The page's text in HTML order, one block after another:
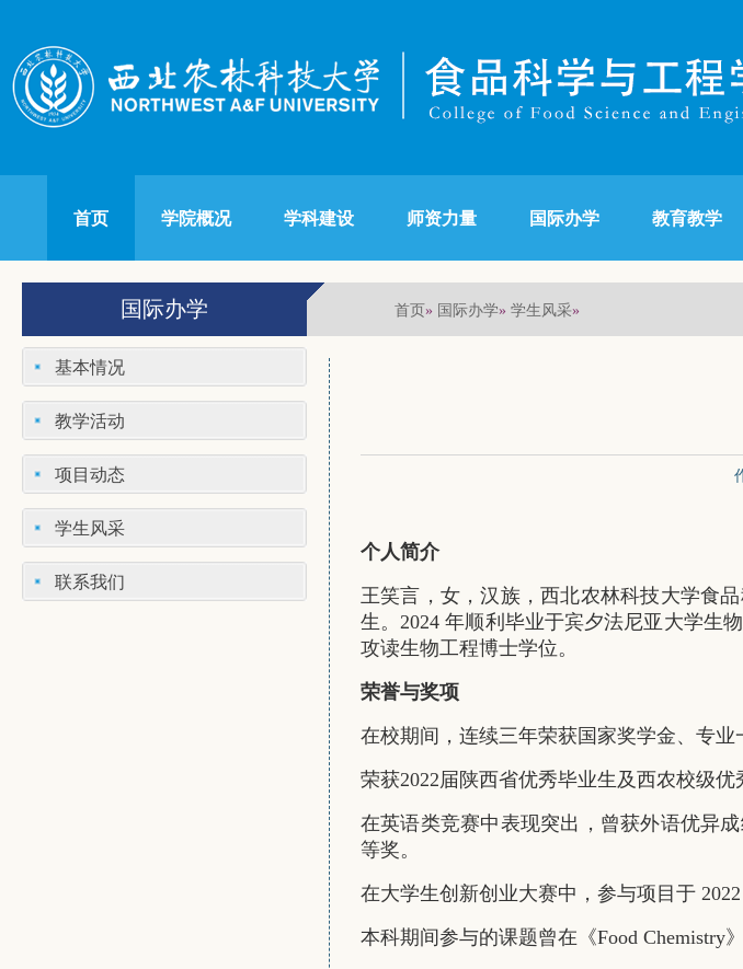
首页 学院概况 学科建设 师资力量 国际办学 教育教学
国际办学 首页» 国际办学» 学生风采»
基本情况
教学活动
项目动态
学生风采
联系我们
个人简介
王笑言，女，汉族，西北农林科技大学食
生。2024 年顺利毕业于宾夕法尼亚大学生
攻读生物工程博士学位。
荣誉与奖项
在校期间，连续三年荣获国家奖学金、专业
荣获2022届陕西省优秀毕业生及西农校级优
在英语类竞赛中表现突出，曾获外语优异
等奖。
在大学生创新创业大赛中，参与项目于 2022
本科期间参与的课题曾在《Food Chemistry